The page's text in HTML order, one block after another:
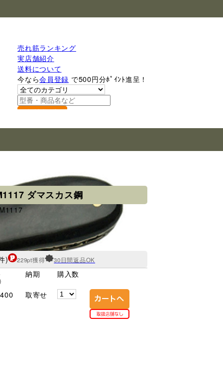
売れ筋ランキング
実店舗紹介
送料について
今なら会員登録 で500円分ﾎﾟｲﾝﾄ進呈！
ダマスカス鋼
) 229pt獲得 30日間返品OK
納期 購入数
取寄せ